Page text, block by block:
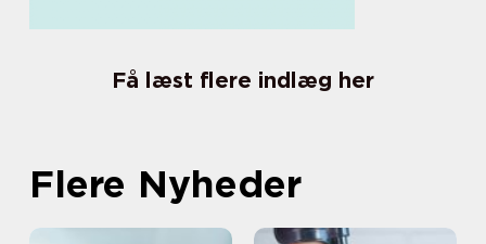
Få læst flere indlæg her
Flere Nyheder